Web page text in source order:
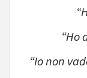
“Ho
“Io non